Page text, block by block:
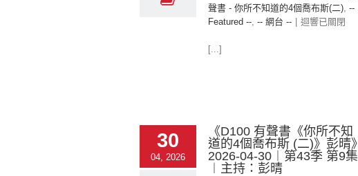
聲書 - 你所不知道的4個喬布斯(二), --
Featured --, -- 網台 -- 迴響已關閉
[...]
30
04, 2026
《D100 有聲書《你所不知
道的4個喬布斯 (二)》彭晴》
2026-04-30︱第43季 第9集
︱主持：彭晴